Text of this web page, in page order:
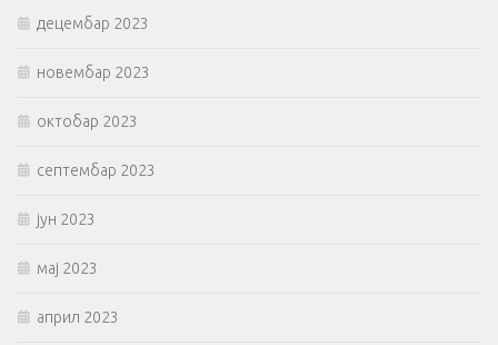
децембар 2023
новембар 2023
октобар 2023
септембар 2023
јун 2023
мај 2023
април 2023